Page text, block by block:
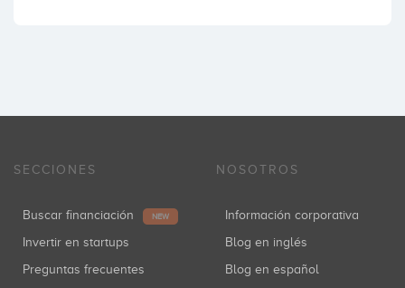
SECCIONES
Buscar financiación NEW
Invertir en startups
Preguntas frecuentes
NOSOTROS
Información corporativa
Blog en inglés
Blog en español